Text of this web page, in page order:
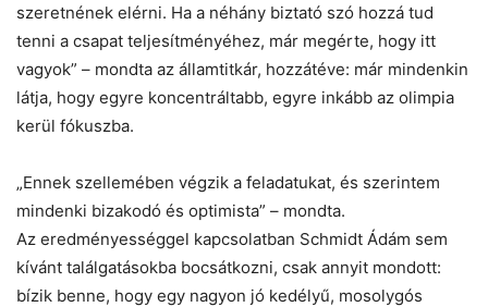
szeretnének elérni. Ha a néhány biztató szó hozzá tud
tenni a csapat teljesítményéhez, már megérte, hogy itt
vagyok” – mondta az államtitkár, hozzátéve: már mindenkin
látja, hogy egyre koncentráltabb, egyre inkább az olimpia
kerül fókuszba.
„Ennek szellemében végzik a feladatukat, és szerintem
mindenki bizakodó és optimista” – mondta.
Az eredményességgel kapcsolatban Schmidt Ádám sem
kívánt találgatásokba bocsátkozni, csak annyit mondott:
bízik benne, hogy egy nagyon jó kedélyű, mosolygós